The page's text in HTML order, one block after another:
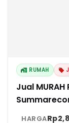
RUMAH
Jual MURAH
HARGA